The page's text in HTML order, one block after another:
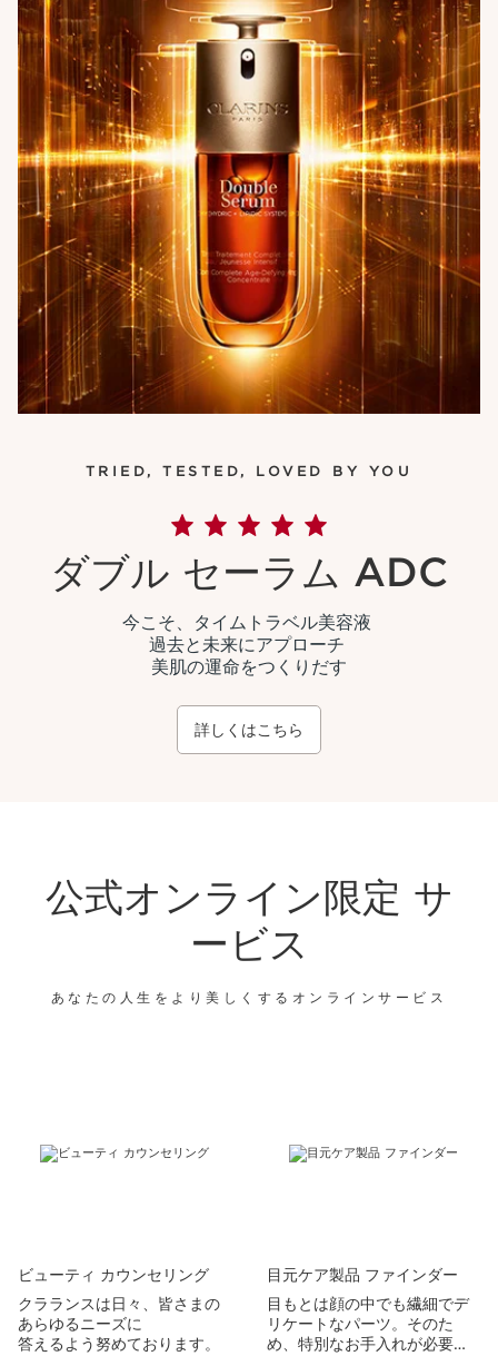
TRIED, TESTED, LOVED BY YOU
ダブル セーラム ADC
今こそ、タイムトラベル美容液
過去と未来にアプローチ
美肌の運命をつくりだす
詳しくはこちら
公式オンライン限定 サ
ービス
あなたの人生をより美しくするオンラインサービス
ビューティ カウンセリング
クラランスは日々、皆さまの
あらゆるニーズに​
答えるよう努めております。​
目元ケア製品 ファインダー​
目もとは顔の中でも繊細でデ
リケートなパーツ。そのた
め、特別なお手入れが必要で